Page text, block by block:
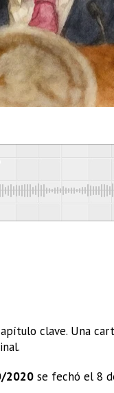
clave. Una
2020 se fechó el 8